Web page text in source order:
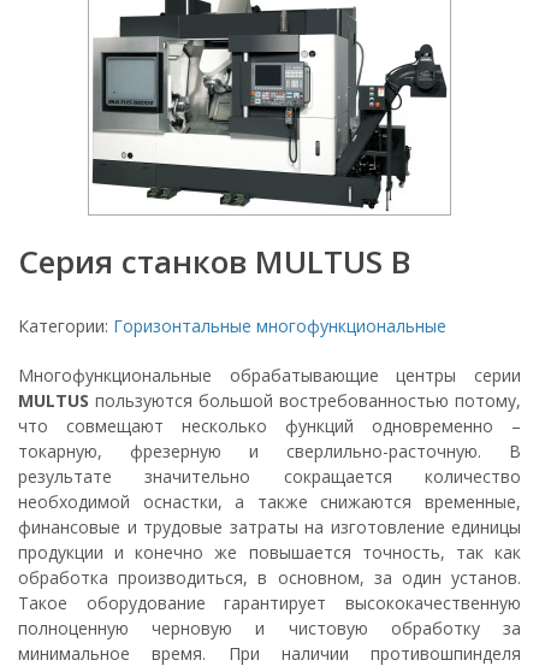
Серия станков MULTUS B
Категории: Горизонтальные многофункциональные
Многофункциональные обрабатывающие центры серии
MULTUS пользуются большой востребованностью потому,
что совмещают несколько функций одновременно –
токарную, фрезерную и сверлильно-расточную. В
результате значительно сокращается количество
необходимой оснастки, а также снижаются временные,
финансовые и трудовые затраты на изготовление единицы
продукции и конечно же повышается точность, так как
обработка производиться, в основном, за один установ.
Такое оборудование гарантирует высококачественную
полноценную черновую и чистовую обработку за
минимальное время. При наличии противошпинделя